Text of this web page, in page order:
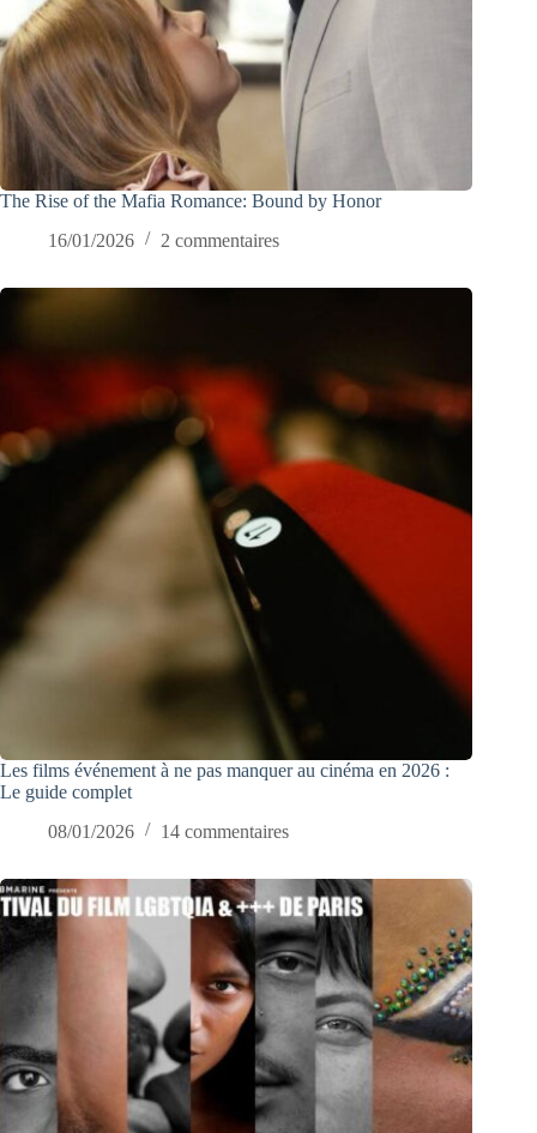
The Rise of the Mafia Romance: Bound by Honor
16/01/2026
2 commentaires
Les films événement à ne pas manquer au cinéma en 2026 :
Le guide complet
08/01/2026
14 commentaires